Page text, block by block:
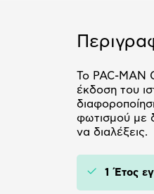
Το PAC-MAN
έκδοση του
φωτισμού με
να διαλέξεις.
1 Έτος